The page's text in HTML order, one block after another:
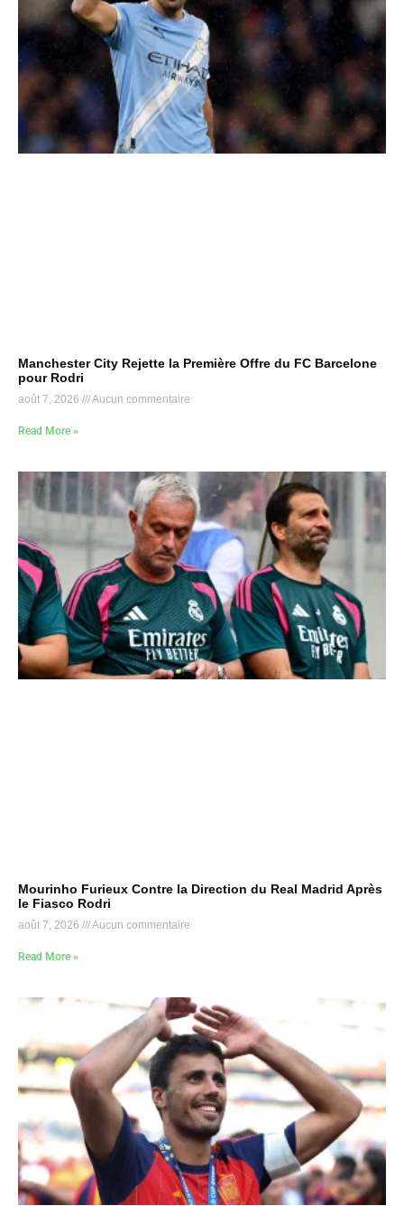
Manchester City Rejette la Première Offre du FC Barcelone
pour Rodri
août 7, 2026 Aucun commentaire
Read More »
Mourinho Furieux Contre la Direction du Real Madrid Après
le Fiasco Rodri
août 7, 2026 Aucun commentaire
Read More »